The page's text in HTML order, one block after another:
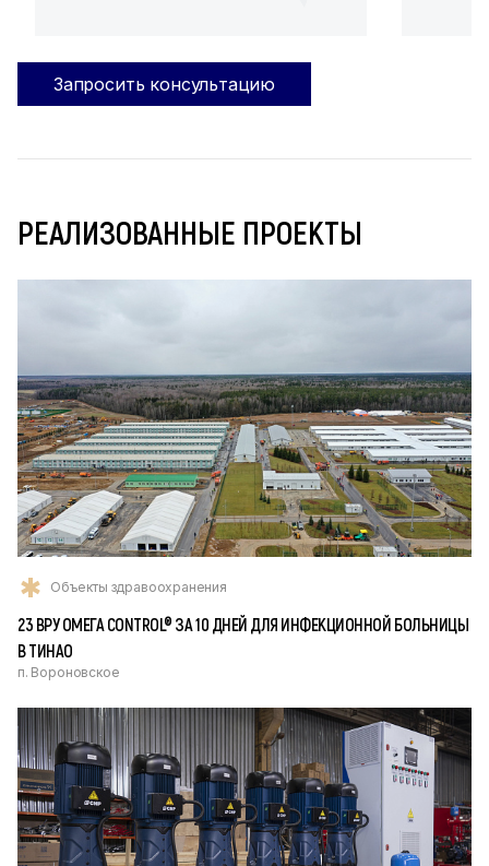
Запросить консультацию
РЕАЛИЗОВАННЫЕ ПРОЕКТЫ
Объекты здравоохранения
23 ВРУ ОМЕГА CONTROL® ЗА 10 ДНЕЙ ДЛЯ ИНФЕКЦИОННОЙ БОЛЬНИЦЫ
В ТИНАО
п. Вороновское